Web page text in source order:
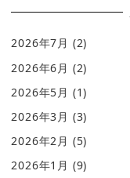
2026年7月 (2)
2026年6月 (2)
2026年5月 (1)
2026年3月 (3)
2026年2月 (5)
2026年1月 (9)